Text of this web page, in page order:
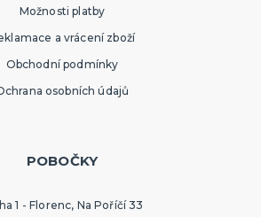
Možnosti platby
a vrácení zboží
Obchodní podmínky
osobních údajů
POBOČKY
1 - Florenc, Na Poříčí 33